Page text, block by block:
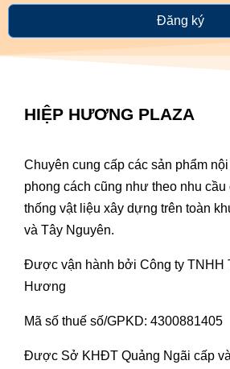
Đăng ký
HIỆP HƯƠNG PLAZA
Chuyên cung cấp các sản phẩm
phong cách cũng như theo nhu cầu
thống vật liệu xây dựng trên toàn
và Tây Nguyên.
Được vận hành bởi Công ty TNHH
Hương
Mã số thuế số/GPKD: 4300881405
Được Sở KHĐT Quảng Ngãi cấp